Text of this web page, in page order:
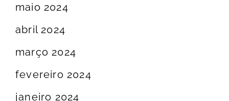
maio 2024
abril 2024
março 2024
fevereiro 2024
janeiro 2024